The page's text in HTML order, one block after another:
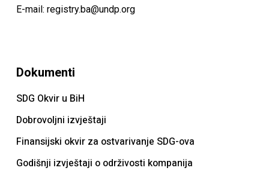
E-mail: registry.ba@undp.org
Dokumenti
SDG Okvir u BiH
Dobrovoljni izvještaji
Finansijski okvir za ostvarivanje SDG-ova
Godišnji izvještaji o održivosti kompanija